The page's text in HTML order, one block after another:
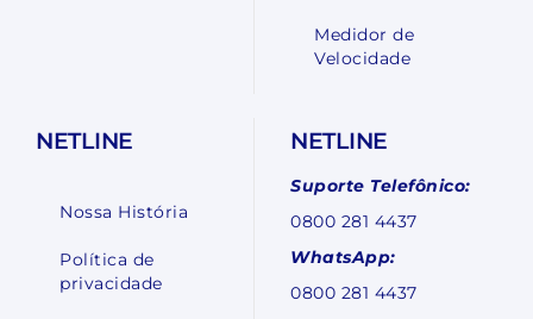
Medidor de
Velocidade
NETLINE
Nossa História
Política de
privacidade
NETLINE
Suporte Telefônico:
0800 281 4437
WhatsApp:
0800 281 4437